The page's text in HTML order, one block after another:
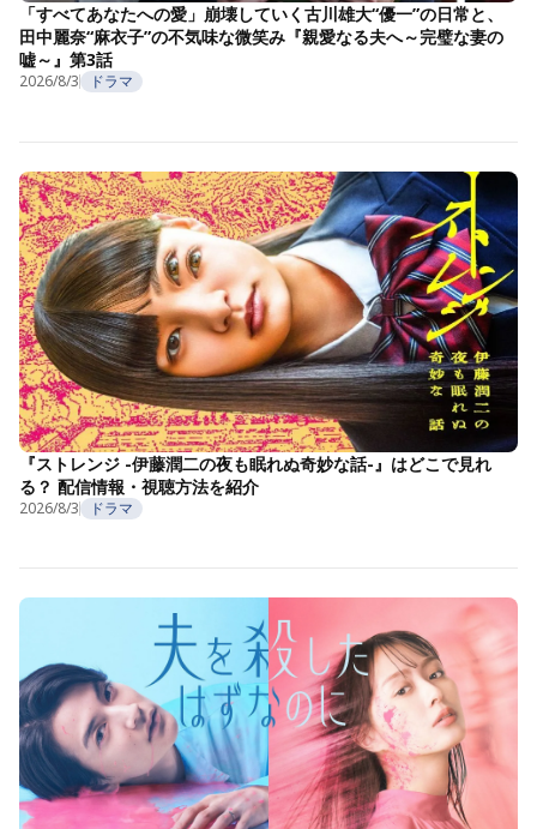
「すべてあなたへの愛」崩壊していく古川雄大“優一”の日常と、
田中麗奈“麻衣子”の不気味な微笑み『親愛なる夫へ～完璧な妻の
嘘～』第3話
2026/8/3 ドラマ
『ストレンジ -伊藤潤二の夜も眠れぬ奇妙な話-』はどこで見れ
る？ 配信情報・視聴方法を紹介
2026/8/3 ドラマ